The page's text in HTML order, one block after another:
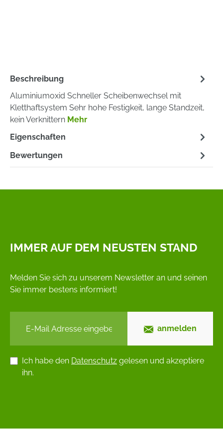
Beschreibung
Aluminiumoxid Schneller Scheibenwechsel mit
Kletthaftsystem Sehr hohe Festigkeit, lange Standzeit,
kein Verknittern Mehr
Eigenschaften
Bewertungen
IMMER AUF DEM NEUSTEN STAND
Melden Sie sich zu unserem Newsletter an und seinen
Sie immer bestens informiert!
anmelden
Ich habe den Datenschutz gelesen und akzeptiere
ihn.